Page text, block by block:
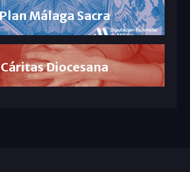
Málaga Sacra
Cáritas Diocesana